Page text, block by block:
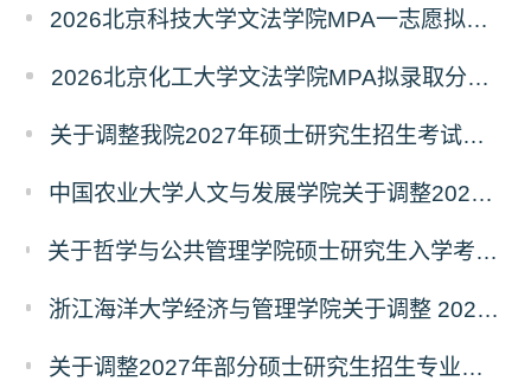
2026北京科技大学文法学院MPA一志愿拟录取分析解读
2026北京化工大学文法学院MPA拟录取分析解读
关于调整我院2027年硕士研究生招生考试科目及参考书的通知
中国农业大学人文与发展学院关于调整2027年硕士研究生招生考试初试科目的通知
关于哲学与公共管理学院硕士研究生入学考试（初试） 考试科目及参考书目变更的通知（二）
浙江海洋大学经济与管理学院关于调整 2027年硕士研究生招生考试初试科目的公告
关于调整2027年部分硕士研究生招生专业初试考试科目的公告（持续更新中）